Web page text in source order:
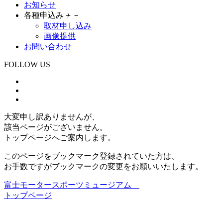
お知らせ
各種申込み ＋ －
取材申し込み
画像提供
お問い合わせ
FOLLOW US
大変申し訳ありませんが、
該当ページがございません。
トップページへご案内します。
このページをブックマーク登録されていた方は、
お手数ですがブックマークの変更をお願いいたします。
富士モータースポーツミュージアム
トップページ